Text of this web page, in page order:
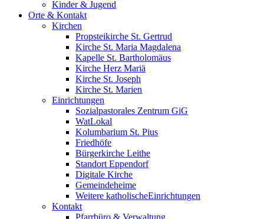
Kinder & Jugend
Orte & Kontakt
Kirchen
Propsteikirche St. Gertrud
Kirche St. Maria Magdalena
Kapelle St. Bartholomäus
Kirche Herz Mariä
Kirche St. Joseph
Kirche St. Marien
Einrichtungen
Sozialpastorales Zentrum GiG
WatLokal
Kolumbarium St. Pius
Friedhöfe
Bürgerkirche Leithe
Standort Eppendorf
Digitale Kirche
Gemeindeheime
Weitere katholische­­Einrichtungen
Kontakt
Pfarrbüro & Verwaltung